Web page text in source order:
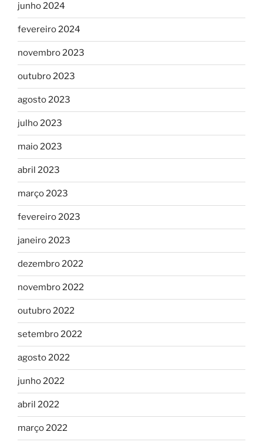
junho 2024
fevereiro 2024
novembro 2023
outubro 2023
agosto 2023
julho 2023
maio 2023
abril 2023
março 2023
fevereiro 2023
janeiro 2023
dezembro 2022
novembro 2022
outubro 2022
setembro 2022
agosto 2022
junho 2022
abril 2022
março 2022